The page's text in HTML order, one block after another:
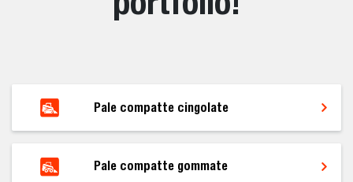
Pale compatte cingolate
Pale compatte gommate